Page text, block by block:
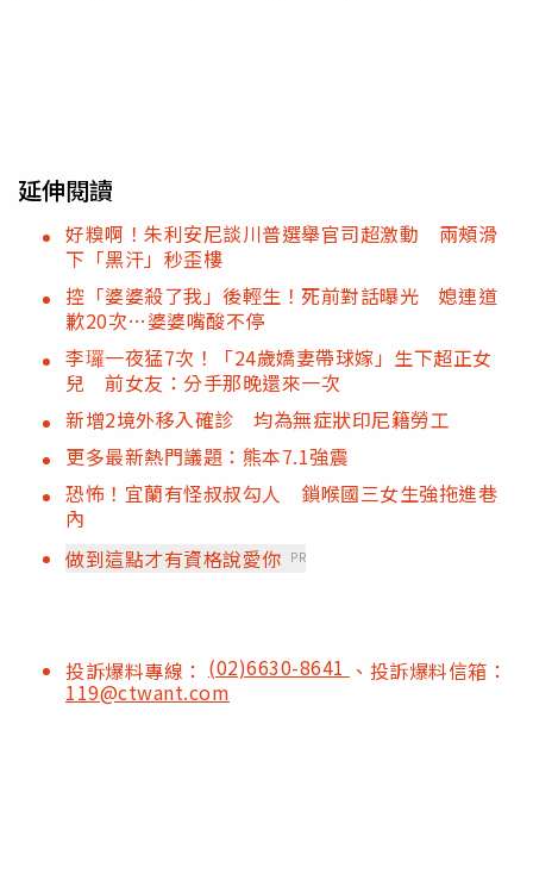
延伸閱讀
好糗啊！朱利安尼談川普選舉官司超激動 兩頰滑
下「黑汗」秒歪樓
控「婆婆殺了我」後輕生！死前對話曝光 媳連道
歉20次…婆婆嘴酸不停
李㼈一夜猛7次！「24歲嬌妻帶球嫁」生下超正女
兒 前女友：分手那晚還來一次
新增2境外移入確診 均為無症狀印尼籍勞工
更多最新熱門議題：熊本7.1強震
恐怖！宜蘭有怪叔叔勾人 鎖喉國三女生強拖進巷
內
做到這點才有資格說愛你 PR
投訴爆料專線： (02)6630-8641 、投訴爆料信箱：
119@ctwant.com